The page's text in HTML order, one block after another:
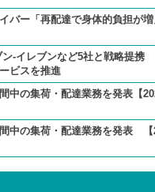
バー「再配達で身体的負担が
-イレブンなど5社と戦略提携
ビスを推進
中の集荷・配達業務を発表【
中の集荷・配達業務を発表 【